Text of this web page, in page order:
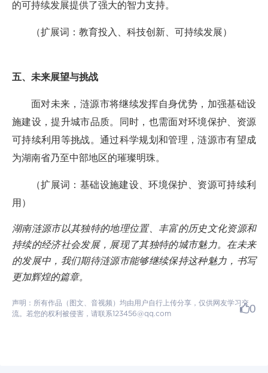
的可持续发展提供了强大的智力支持。
（扩展词：教育投入、科技创新、可持续发展）
五、未来展望与挑战
面对未来，涟源市将继续发挥自身优势，加强基础设
施建设，提升城市品质。同时，也需面对环境保护、资源
可持续利用等挑战。通过科学规划和管理，涟源市有望成
为湖南省乃至中部地区的璀璨明珠。
（扩展词：基础设施建设、环境保护、资源可持续利
用）
湖南涟源市以其独特的地理位置、丰富的历史文化资源和
持续的经济社会发展，展现了其独特的城市魅力。在未来
的发展中，我们期待涟源市能够继续保持这种魅力，书写
更加辉煌的篇章。
声明：所有作品（图文、音视频）均由用户自行上传分享，仅供网友学习交
流。若您的权利被侵害，请联系123456@qq.com
0